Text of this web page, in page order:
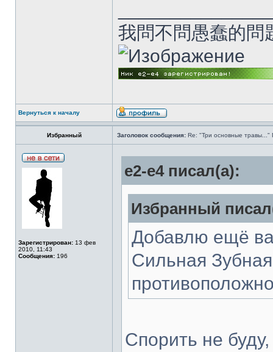
我問不問愚蠢的問
Вернуться к началу
Избранный Заголовок сообщения: Re: "Три основные травы..."
Зарегистрирован: 13 фев
2010, 11:43
Сообщения: 196
e2-e4 писал(а):
Избранный
Добавлю ещё
Сильная
Спорить не